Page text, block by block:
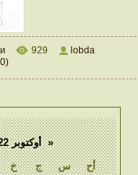
929
lobda
أوكتوبر 2022
»
خ ج س أح